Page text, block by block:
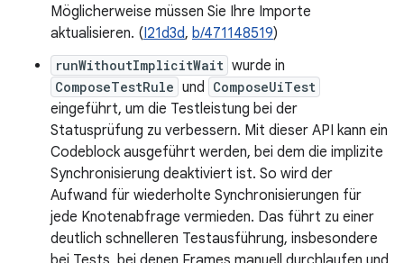
Möglicherweise müssen Sie Ihre Importe
aktualisieren. (I21d3d, b/471148519)
runWithoutImplicitWait wurde in
ComposeTestRule und ComposeUiTest
eingeführt, um die Testleistung bei der
Statusprüfung zu verbessern. Mit dieser API kann ein
Codeblock ausgeführt werden, bei dem die implizite
Synchronisierung deaktiviert ist. So wird der
Aufwand für wiederholte Synchronisierungen für
jede Knotenabfrage vermieden. Das führt zu einer
deutlich schnelleren Testausführung, insbesondere